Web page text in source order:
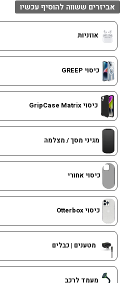
אביזרים ששווה להוסיף עכשיו
אוזניות
כיסוי GREEP
כיסוי GripCase Matrix
מגיני מסך / מצלמה
כיסוי אחורי
כיסוי Otterbox
מטענים | כבלים
מעמד לרכב